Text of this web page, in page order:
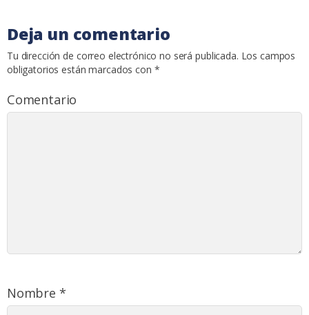
Deja un comentario
Tu dirección de correo electrónico no será publicada. Los campos
obligatorios están marcados con *
Comentario
Nombre *